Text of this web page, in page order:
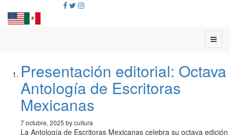
Presentación editorial: Octava
Antología de Escritoras
Mexicanas
7 octubre, 2025 by cultura
La Antología de Escritoras Mexicanas celebra su octava edición